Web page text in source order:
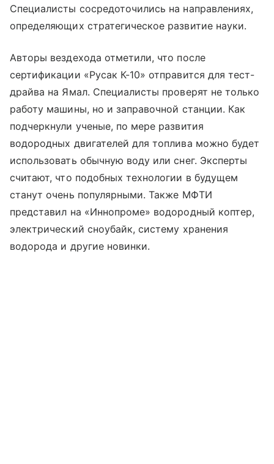
Специалисты сосредоточились на направлениях,
определяющих стратегическое развитие науки.
Авторы вездехода отметили, что после
сертификации «Русак К-10» отправится для тест-
драйва на Ямал. Специалисты проверят не только
работу машины, но и заправочной станции. Как
подчеркнули ученые, по мере развития
водородных двигателей для топлива можно будет
использовать обычную воду или снег. Эксперты
считают, что подобных технологии в будущем
станут очень популярными. Также МФТИ
представил на «Иннопроме» водородный коптер,
электрический сноубайк, систему хранения
водорода и другие новинки.